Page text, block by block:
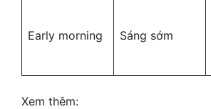
Early morning Sáng sớm
Xem thêm: